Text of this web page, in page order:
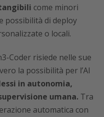
come minori
possibilità di deploy
o locali.
Coder risiede nelle sue
la possibilità per l’AI
in autonomia,
umana. Tra
automatica con